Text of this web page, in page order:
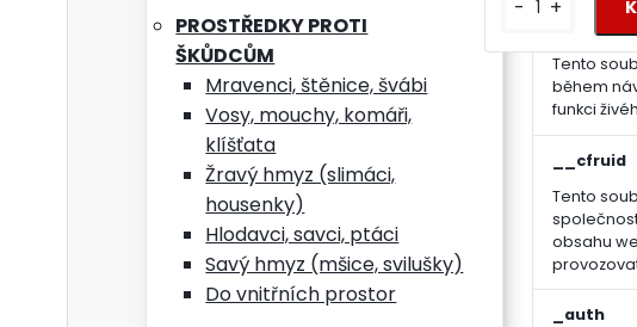
__zlcmid
Tento
během
funkci
__cfruid
Tento
obsahu
_auth
PROSTŘEDKY PROTI
ŠKŮDCŮM
Mravenci, štěnice, švábi
Vosy, mouchy, komáři,
klíšťata
Žravý hmyz (slimáci,
housenky)
Hlodavci, savci, ptáci
Savý hmyz (mšice, svilušky)
Do vnitřních prostor
- +